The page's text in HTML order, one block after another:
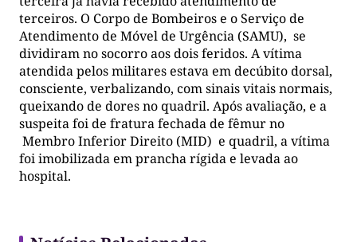
terceiros. O Corpo de Bombeiros e o Serviço de
Atendimento de Móvel de Urgência (SAMU), se
dividiram no socorro aos dois feridos. A vítima
atendida pelos militares estava em decúbito dorsal,
consciente, verbalizando, com sinais vitais normais,
queixando de dores no quadril. Após avaliação, e a
suspeita foi de fratura fechada de fêmur no
Membro Inferior Direito (MID) e quadril, a vítima
foi imobilizada em prancha rígida e levada ao
hospital.